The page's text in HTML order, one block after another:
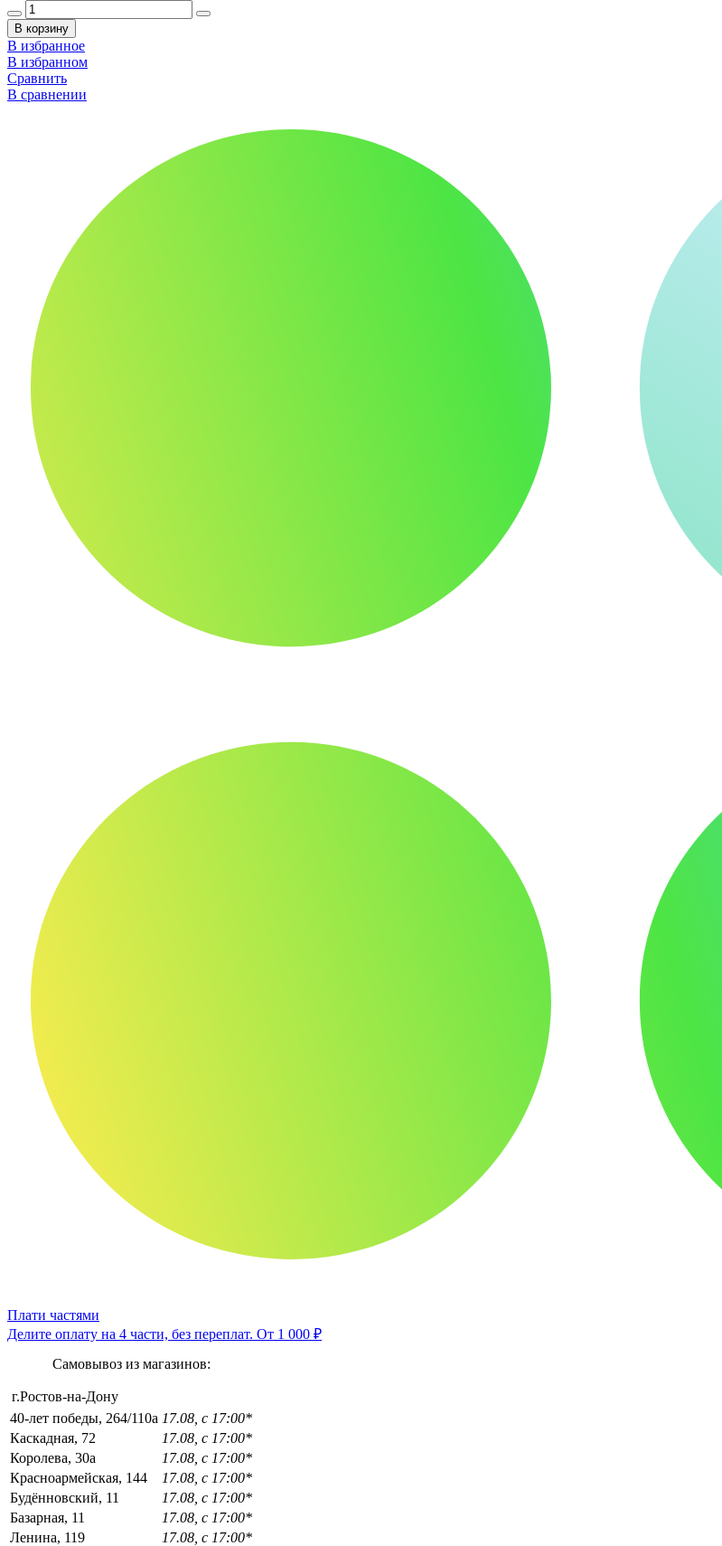
В корзину
В избранное
В избранном
Сравнить
В сравнении
Плати частями
Делите оплату на 4 части, без переплат. От 1 000 ₽
Самовывоз из магазинов:
г.Ростов-на-Дону
40-лет победы, 264/110а 17.08, с 17:00*
Каскадная, 72
17.08, с 17:00*
Королева, 30а
17.08, с 17:00*
Красноармейская, 144
17.08, с 17:00*
Будённовский, 11
17.08, с 17:00*
Базарная, 11
17.08, с 17:00*
Ленина, 119
17.08, с 17:00*